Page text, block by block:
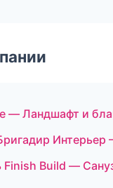
— Ландшафт и
Finish Build —